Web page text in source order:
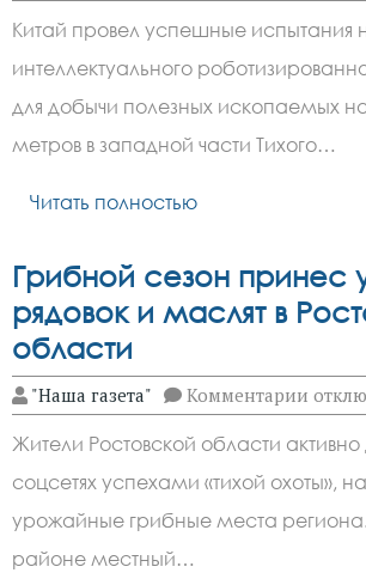
на
2 000 м
Китай провел успешные испытания
интеллектуального
для добычи полезных ископаемых
метров в западной части Тихого…
Читать полностью
Грибной сезон принес
рядовок и маслят в
области
"Наша газета" Комментарии к
сезон
и
Жители Ростовской области активно
соцсетях успехами «тихой охоты»,
урожайные грибные места
районе местный…